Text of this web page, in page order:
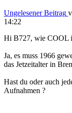
Ungelesener Beitrag
14:22
Hi B727, wie COOL
Ja, es muss 1966
das Jetzeitalter in
Hast du oder auch
Aufnahmen ?